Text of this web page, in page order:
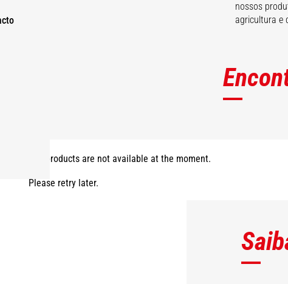
nossos
agricultura e
The products are not available at the moment.
Please retry later.